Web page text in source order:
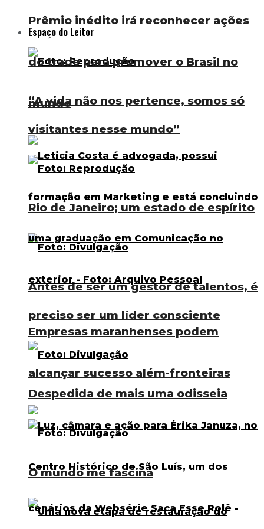
Espaço do Leitor
“A vida não nos pertence, somos só
visitantes nesse mundo”
Rio de Janeiro; um estado de espírito
Antes de ser um gestor de talentos, é
preciso ser um líder consciente
Despedida de mais uma odisseia
O mundo me fascina
Prêmio inédito irá reconhecer ações
do trade para promover o Brasil no
mundo
Empresas maranhenses podem
alcançar sucesso além-fronteiras